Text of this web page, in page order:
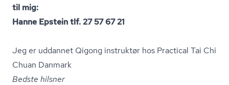
til mig:
Hanne Epstein tlf. 27 57 67 21
Jeg er uddannet Qigong instruktør hos Practical Tai Chi
Chuan Danmark
Bedste hilsner